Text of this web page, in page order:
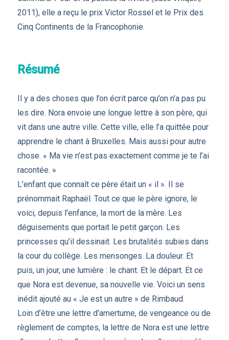
2011), elle a reçu le prix Victor Rossel et le Prix des
Cinq Continents de la Francophonie.
Résumé
Il y a des choses que l’on écrit parce qu’on n’a pas pu
les dire. Nora envoie une longue lettre à son père, qui
vit dans une autre ville. Cette ville, elle l’a quittée pour
apprendre le chant à Bruxelles. Mais aussi pour autre
chose. « Ma vie n’est pas exactement comme je te l’ai
racontée. »
L’enfant que connaît ce père était un « il ». Il se
prénommait Raphaël. Tout ce que le père ignore, le
voici, depuis l’enfance, la mort de la mère. Les
déguisements que portait le petit garçon. Les
princesses qu’il dessinait. Les brutalités subies dans
la cour du collège. Les mensonges. La douleur. Et
puis, un jour, une lumière : le chant. Et le départ. Et ce
que Nora est devenue, sa nouvelle vie. Voici un sens
inédit ajouté au « Je est un autre » de Rimbaud.
Loin d’être une lettre d’amertume, de vengeance ou de
règlement de comptes, la lettre de Nora est une lettre